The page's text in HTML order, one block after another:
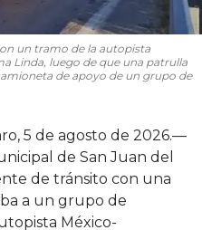
un tramo de la autopista
Linda, luego de que una patrulla
de apoyo de un grupo de
5 de agosto de 2026.—
de San Juan del
de tránsito con una
a un grupo de
México-